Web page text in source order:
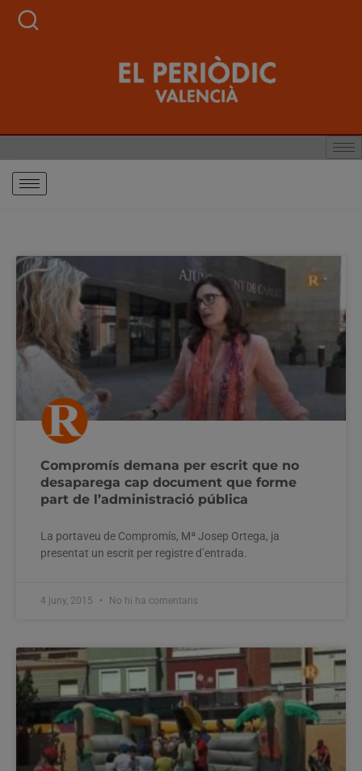
Compromís demana per escrit que no
desaparega cap document que forme
part de l’administració pública
La portaveu de Compromís, Mª Josep Ortega, ja
presentat un escrit per registre d’entrada.
4 juny, 2015 No hi ha comentaris